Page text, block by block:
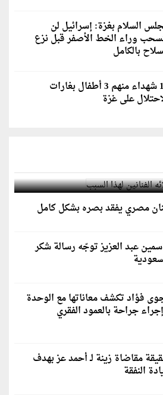
السلام بغزة: إسرائيل لن
وراء الخط الأصفر قبل نزع
بالكامل
10 شهداء منهم 3 أطفال بغارات
على غزة
الفنانين لهذا السبب
مصري يفقد بصره بشكل كامل
عبد العزيز توجّه رسالة شكر
فؤاد تكشف معاناتها مع الوحدة
جراحة بالعمود الفقري
مقاضاة زينة لـ أحمد عز بهدف
النفقة